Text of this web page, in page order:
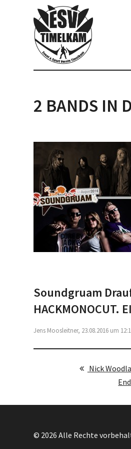
2 BANDS IN
Soundgruam
HACKMONOCUT.
Jens Moosleitner, 23.08.2016 um
Nick
© 2026 Alle Rechte